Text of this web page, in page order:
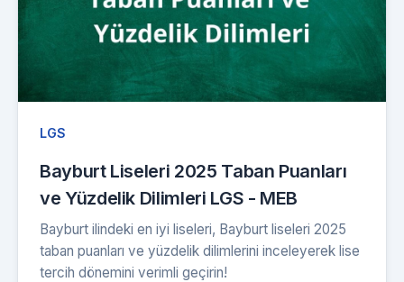
LGS
Bayburt Liseleri 2025 Taban Puanları
ve Yüzdelik Dilimleri LGS - MEB
Bayburt ilindeki en iyi liseleri, Bayburt liseleri 2025
taban puanları ve yüzdelik dilimlerini inceleyerek lise
tercih dönemini verimli geçirin!